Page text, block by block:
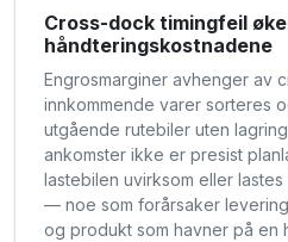
Cross-dock timingfeil
håndteringskostnadene
Engrosmarginer avhenger av
innkommende varer sorteres
utgående rutebiler uten
ankomster ikke er presist
lastebilen uvirksom eller
— noe som forårsaker
og produkt som havner på en